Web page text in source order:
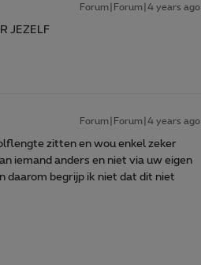
Forum|Forum|4 years ago
JEZELF
Forum|Forum|4 years ago
zitten en wou enkel zeker
iemand anders en niet via uw eigen
daarom begrijp ik niet dat dit niet